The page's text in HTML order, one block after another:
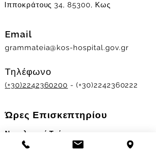
Ιπποκράτους 34, 85300, Κως
Email
grammateia@kos-hospital.gov.gr
Τηλέφωνο
(+30)2242360200 - (+30)2242360222
Ώρες Επισκεπτηρίου
Νοσηλευτικά Τμήματα
Χειμερινό ωράριο: 11.00-13.00
17.30-19.30